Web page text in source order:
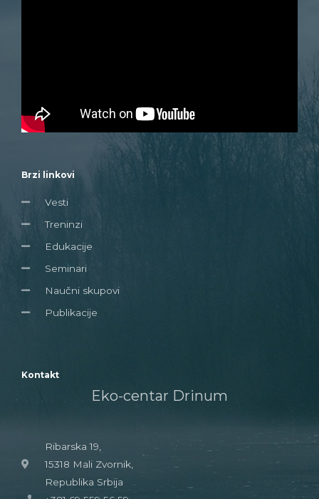
Brzi linkovi
Vesti
Treninzi
Edukacije
Seminari
Naučni skupovi
Publikacije
Kontakt
Eko-centar Drinum
Ribarska 19,
15318 Mali Zvornik,
Republika Srbija